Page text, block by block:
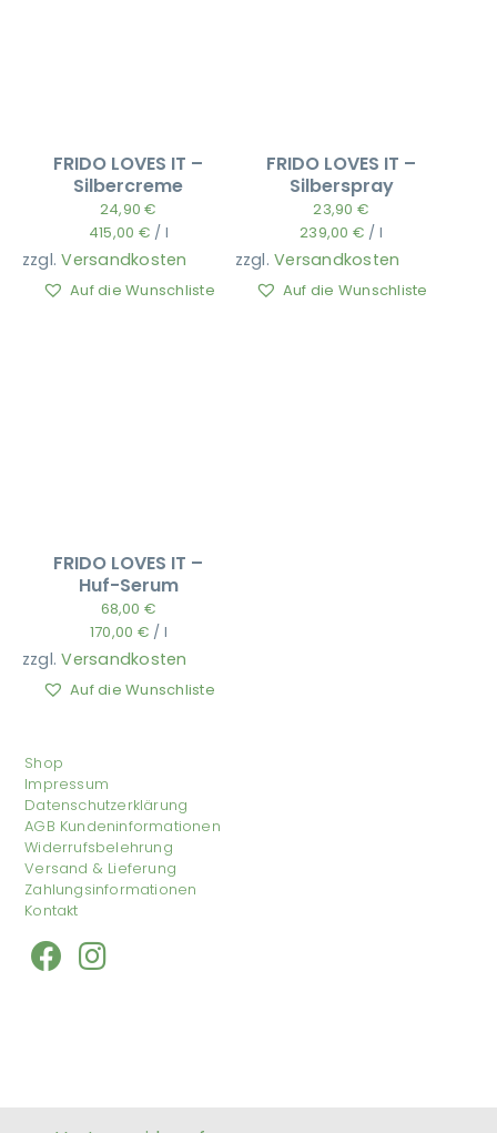
FRIDO LOVES IT –
Silbercreme
24,90€
415,00 € / l
zzgl.Versandkosten
Auf die Wunschliste
FRIDO LOVES IT –
Silberspray
23,90 €
239,00 € / l
zzgl.Versandkosten
Auf die Wunschliste
FRIDO LOVES IT –
Huf-Serum
68,00 €
170,00 € / l
zzgl.Versandkosten
Auf die Wunschliste
Shop
Impressum
Datenschutzerklärung
AGB Kundeninformationen
Widerrufsbelehrung
Versand & Lieferung
Zahlungsinformationen
Kontakt